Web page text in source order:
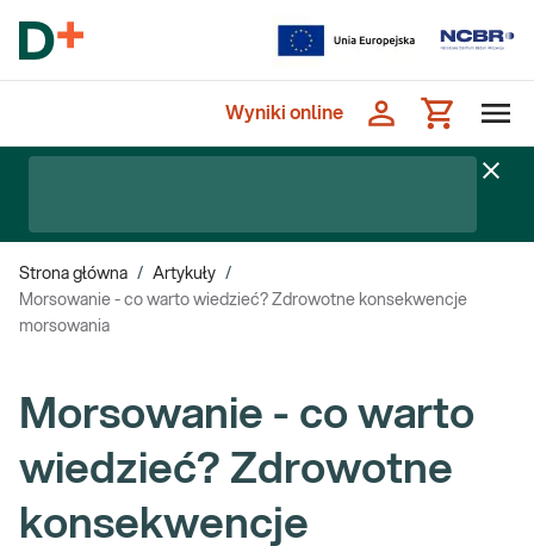
Wyniki online
Strona główna / Artykuły /
Morsowanie - co warto wiedzieć? Zdrowotne konsekwencje
morsowania
Morsowanie - co warto
wiedzieć? Zdrowotne
konsekwencje